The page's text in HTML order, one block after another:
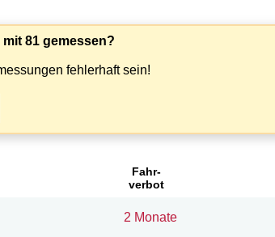
81 gemessen?
fehlerhaft sein!
Fahr-
verbot
2 Monate